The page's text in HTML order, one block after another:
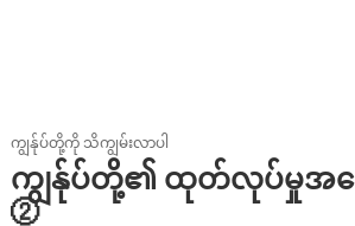
ကျွန်ုပ်တို့ကို သိကျွမ်းလာပါ
ကျွန်ုပ်တို့၏ ထုတ်လုပ်မှုအခြ
②